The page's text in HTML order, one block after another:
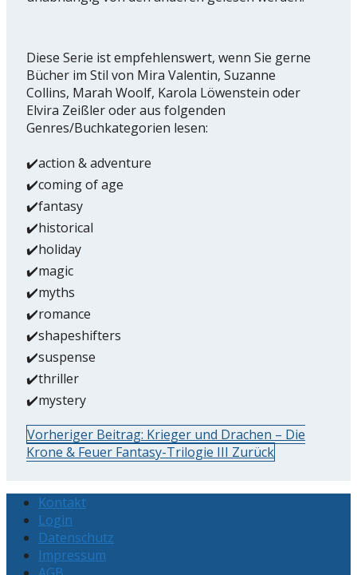
Diese Serie ist empfehlenswert, wenn Sie gerne
Bücher im Stil von Mira Valentin, Suzanne
Collins, Marah Woolf, Karola Löwenstein oder
Elvira Zeißler oder aus folgenden
Genres/Buchkategorien lesen:
✔️action & adventure
✔️coming of age
✔️fantasy
✔️historical
✔️holiday
✔️magic
✔️myths
✔️romance
✔️shapeshifters
✔️suspense
✔️thriller
✔️mystery
Vorheriger Beitrag: Krieger und Drachen – Die
Krone & Feuer Fantasy-Trilogie III Zurück
Kontakt
Login
Datenschutz
Impressum